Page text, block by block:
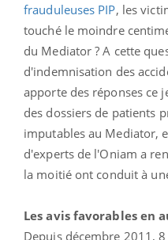
frauduleuses PIP, les
touché le moindre
du Mediator ? A cette
d'indemnisation des
apporte des réponses ce
des dossiers de patients
imputables au Mediator,
d'experts de l'Oniam a
la moitié ont conduit à
Les avis favorables en
Depuis décembre 2011,